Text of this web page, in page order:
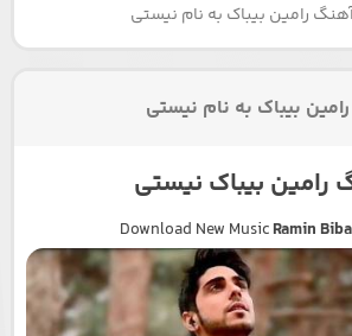
رامین بیباک به نام نیستی
بیباک به نام نیستی
رامین بیباک نیستی
Download New MusicRamin